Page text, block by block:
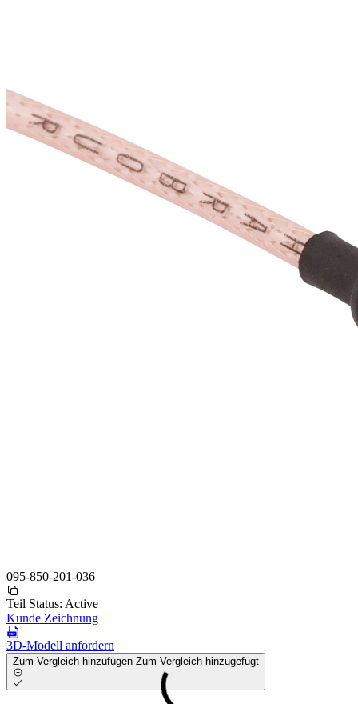
095-850-201-036
Teil Status: Active
Kunde Zeichnung
3D-Modell anfordern
Zum Vergleich hinzufügen Zum Vergleich hinzugefügt